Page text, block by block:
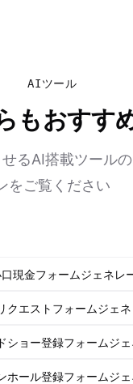
AIツール
もおすす
るAI搭載ツール
をご覧ください
現金フォームジェネレ
クエストフォームジェ
ショー登録フォームジ
ホール登録フォームジ